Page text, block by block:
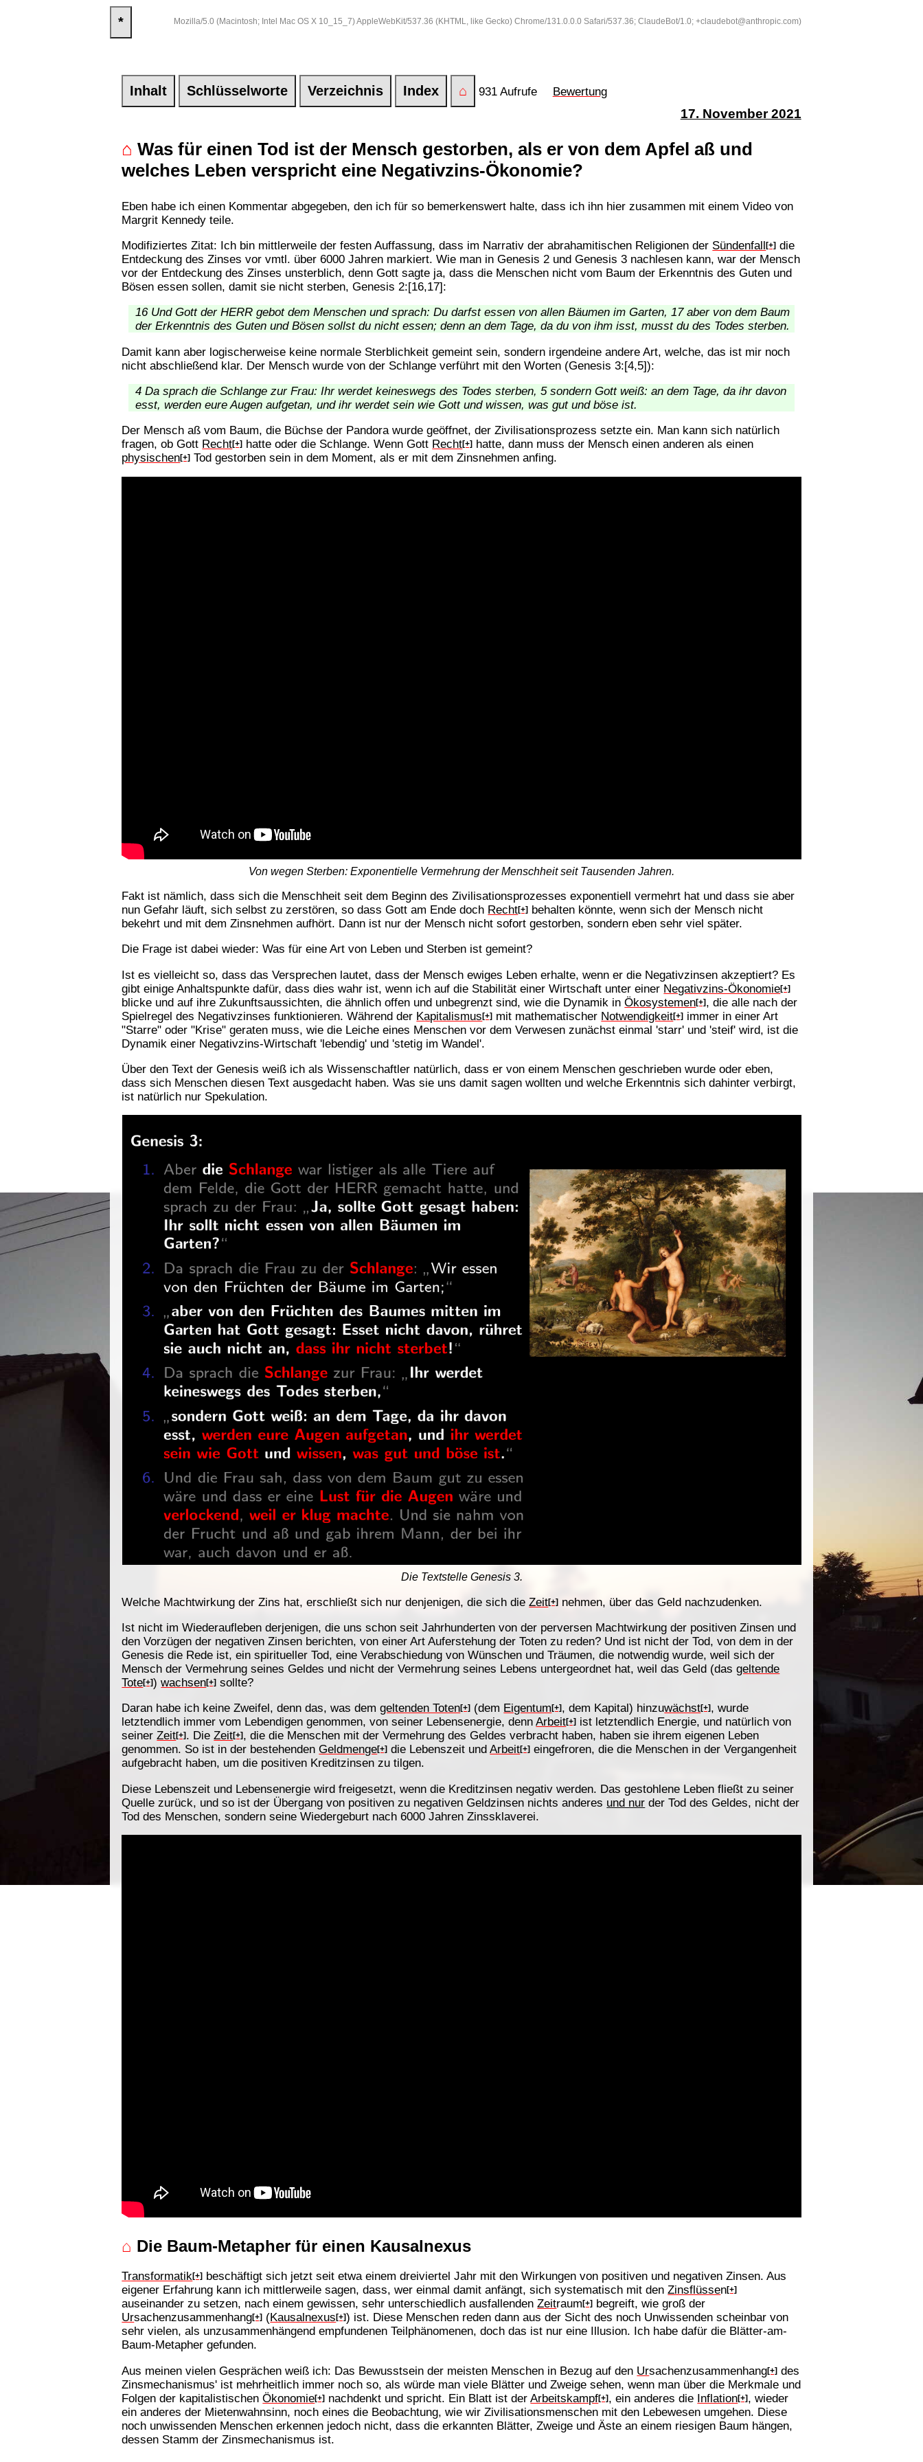
* Mozilla/5.0 (Macintosh; Intel Mac OS X 10_15_7) AppleWebKit/537.36 (KHTML, like Gecko) Chrome/131.0.0.0 Safari/537.36; ClaudeBot/1.0; +claudebot@anthropic.com)
Inhalt Schlüsselworte Verzeichnis Index ⌂ 931 Aufrufe Bewertung
17. November 2021
⌂ Was für einen Tod ist der Mensch gestorben, als er von dem Apfel aß und
welches Leben verspricht eine Negativzins-Ökonomie?
Eben habe ich einen Kommentar abgegeben, den ich für so bemerkenswert halte, dass ich ihn hier zusammen mit einem Video von
Margrit Kennedy teile.
Modifiziertes Zitat: Ich bin mittlerweile der festen Auffassung, dass im Narrativ der abrahamitischen Religionen der Sündenfall[+] die
Entdeckung des Zinses vor vmtl. über 6000 Jahren markiert. Wie man in Genesis 2 und Genesis 3 nachlesen kann, war der Mensch
vor der Entdeckung des Zinses unsterblich, denn Gott sagte ja, dass die Menschen nicht vom Baum der Erkenntnis des Guten und
Bösen essen sollen, damit sie nicht sterben, Genesis 2:[16,17]:
16 Und Gott der HERR gebot dem Menschen und sprach: Du darfst essen von allen Bäumen im Garten, 17 aber von dem Baum
der Erkenntnis des Guten und Bösen sollst du nicht essen; denn an dem Tage, da du von ihm isst, musst du des Todes sterben.
Damit kann aber logischerweise keine normale Sterblichkeit gemeint sein, sondern irgendeine andere Art, welche, das ist mir noch
nicht abschließend klar. Der Mensch wurde von der Schlange verführt mit den Worten (Genesis 3:[4,5]):
4 Da sprach die Schlange zur Frau: Ihr werdet keineswegs des Todes sterben, 5 sondern Gott weiß: an dem Tage, da ihr davon
esst, werden eure Augen aufgetan, und ihr werdet sein wie Gott und wissen, was gut und böse ist.
Der Mensch aß vom Baum, die Büchse der Pandora wurde geöffnet, der Zivilisationsprozess setzte ein. Man kann sich natürlich
fragen, ob Gott Recht[+] hatte oder die Schlange. Wenn Gott Recht[+] hatte, dann muss der Mensch einen anderen als einen
physischen[+] Tod gestorben sein in dem Moment, als er mit dem Zinsnehmen anfing.
Von wegen Sterben: Exponentielle Vermehrung der Menschheit seit Tausenden Jahren.
Fakt ist nämlich, dass sich die Menschheit seit dem Beginn des Zivilisationsprozesses exponentiell vermehrt hat und dass sie aber
nun Gefahr läuft, sich selbst zu zerstören, so dass Gott am Ende doch Recht[+] behalten könnte, wenn sich der Mensch nicht
bekehrt und mit dem Zinsnehmen aufhört. Dann ist nur der Mensch nicht sofort gestorben, sondern eben sehr viel später.
Die Frage ist dabei wieder: Was für eine Art von Leben und Sterben ist gemeint?
Ist es vielleicht so, dass das Versprechen lautet, dass der Mensch ewiges Leben erhalte, wenn er die Negativzinsen akzeptiert? Es
gibt einige Anhaltspunkte dafür, dass dies wahr ist, wenn ich auf die Stabilität einer Wirtschaft unter einer Negativzins-Ökonomie[+]
blicke und auf ihre Zukunftsaussichten, die ähnlich offen und unbegrenzt sind, wie die Dynamik inÖkosystemen[+], die alle nach der
Spielregel des Negativzinses funktionieren. Während der Kapitalismus[+] mit mathematischer Notwendigkeit[+] immer in einer Art
"Starre" oder "Krise" geraten muss, wie die Leiche eines Menschen vor dem Verwesen zunächst einmal 'starr' und 'steif' wird, ist die
Dynamik einer Negativzins-Wirtschaft 'lebendig' und 'stetig im Wandel'.
Über den Text der Genesis weiß ich als Wissenschaftler natürlich, dass er von einem Menschen geschrieben wurde oder eben,
dass sich Menschen diesen Text ausgedacht haben. Was sie uns damit sagen wollten und welche Erkenntnis sich dahinter verbirgt,
ist natürlich nur Spekulation.
Die Textstelle Genesis 3.
Welche Machtwirkung der Zins hat, erschließt sich nur denjenigen, die sich dieZeit[+] nehmen, über das Geld nachzudenken.
Ist nicht im Wiederaufleben derjenigen, die uns schon seit Jahrhunderten von der perversen Machtwirkung der positiven Zinsen und
den Vorzügen der negativen Zinsen berichten, von einer Art Auferstehung der Toten zu reden? Und ist nicht der Tod, von dem in der
Genesis die Rede ist, ein spiritueller Tod, eine Verabschiedung von Wünschen und Träumen, die notwendig wurde, weil sich der
Mensch der Vermehrung seines Geldes und nicht der Vermehrung seines Lebens untergeordnet hat, weil das Geld (dasgeltende
Tote[+])wachsen[+] sollte?
Daran habe ich keine Zweifel, denn das, was demgeltenden Toten[+] (dem Eigentum[+] , dem Kapital) hinzuwächst[+] , wurde
letztendlich immer vom Lebendigen genommen, von seiner Lebensenergie, dennArbeit[+] ist letztendlich Energie, und natürlich von
seinerZeit[+] . DieZeit[+] , die die Menschen mit der Vermehrung des Geldes verbracht haben, haben sie ihrem eigenen Leben
genommen. So ist in der bestehendenGeldmenge[+] die Lebenszeit undArbeit[+] eingefroren, die die Menschen in der Vergangenheit
aufgebracht haben, um die positiven Kreditzinsen zu tilgen.
Diese Lebenszeit und Lebensenergie wird freigesetzt, wenn die Kreditzinsen negativ werden. Das gestohlene Leben fließt zu seiner
Quelle zurück, und so ist der Übergang von positiven zu negativen Geldzinsen nichts anderes und nur der Tod des Geldes, nicht der
Tod des Menschen, sondern seine Wiedergeburt nach 6000 Jahren Zinssklaverei.
⌂ Die Baum-Metapher für einen Kausalnexus
Transformatik[+] beschäftigt sich jetzt seit etwa einem dreiviertel Jahr mit den Wirkungen von positiven und negativen Zinsen. Aus
eigener Erfahrung kann ich mittlerweile sagen, dass, wer einmal damit anfängt, sich systematisch mit denZinsflüssen[+]
auseinander zu setzen, nach einem gewissen, sehr unterschiedlich ausfallendenZeitraum[+] begreift, wie groß der
Ursachenzusammenhang[+] (Kausalnexus[+]) ist. Diese Menschen reden dann aus der Sicht des noch Unwissenden scheinbar von
sehr vielen, als unzusammenhängend empfundenen Teilphänomenen, doch das ist nur eine Illusion. Ich habe dafür die Blätter-am-
Baum-Metapher gefunden.
Aus meinen vielen Gesprächen weiß ich: Das Bewusstsein der meisten Menschen in Bezug auf den Ursachenzusammenhang[+] des
Zinsmechanismus' ist mehrheitlich immer noch so, als würde man viele Blätter und Zweige sehen, wenn man über die Merkmale und
Folgen der kapitalistischenÖkonomie[+] nachdenkt und spricht. Ein Blatt ist derArbeitskampf[+], ein anderes die Inflation[+], wieder
ein anderes der Mietenwahnsinn, noch eines die Beobachtung, wie wir Zivilisationsmenschen mit den Lebewesen umgehen. Diese
noch unwissenden Menschen erkennen jedoch nicht, dass die erkannten Blätter, Zweige und Äste an einem riesigen Baum hängen,
dessen Stamm der Zinsmechanismus ist.